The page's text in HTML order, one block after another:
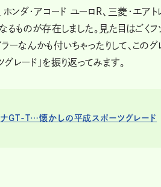
ンダ・アコード ユーロR、三菱・エア
ものが存在しました。見た目はごく
ーなんかも付いちゃったりして、この
レード」を振り返ってみます。
ナGT-T…懐かしの平成スポーツグレード